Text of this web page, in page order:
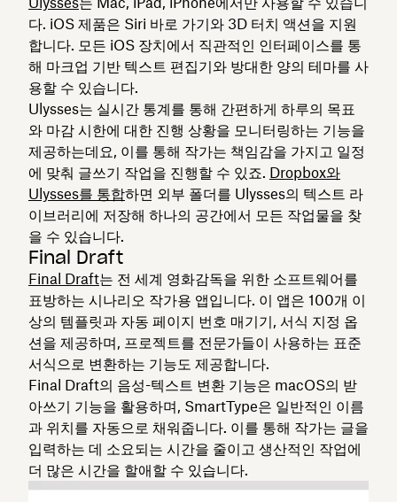
다. iOS 제품은 Siri 바로 가기와 3D 터치 액션을 지원
합니다. 모든 iOS 장치에서 직관적인 인터페이스를 통
해 마크업 기반 텍스트 편집기와 방대한 양의 테마를 사
용할 수 있습니다.
Ulysses는 실시간 통계를 통해 간편하게 하루의 목표
와 마감 시한에 대한 진행 상황을 모니터링하는 기능을
제공하는데요, 이를 통해 작가는 책임감을 가지고 일정
에 맞춰 글쓰기 작업을 진행할 수 있죠. Dropbox와
Ulysses를 통합하면 외부 폴더를 Ulysses의 텍스트 라
이브러리에 저장해 하나의 공간에서 모든 작업물을 찾
을 수 있습니다.
Final Draft
Final Draft는 전 세계 영화감독을 위한 소프트웨어를
표방하는 시나리오 작가용 앱입니다. 이 앱은 100개 이
상의 템플릿과 자동 페이지 번호 매기기, 서식 지정 옵
션을 제공하며, 프로젝트를 전문가들이 사용하는 표준
서식으로 변환하는 기능도 제공합니다.
Final Draft의 음성-텍스트 변환 기능은 macOS의 받
아쓰기 기능을 활용하며, SmartType은 일반적인 이름
과 위치를 자동으로 채워줍니다. 이를 통해 작가는 글을
입력하는 데 소요되는 시간을 줄이고 생산적인 작업에
더 많은 시간을 할애할 수 있습니다.